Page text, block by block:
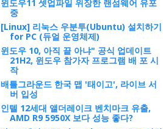
윈도우11 셋업파일 위장한 랜섬웨어 유포
중
[Linux] 리눅스 우분투(Ubuntu) 설치하기
for PC (듀얼 운영체제)
윈도우 10, 아직 끝 아냐" 공식 업데이트
21H2, 윈도우 참가자 프로그램 배 포 시
작
배틀그라운드 한국 맵 '태이고', 라이브 서
버 입성
인텔 12세대 앨더레이크 벤치마크 유출,
AMD R9 5950X 보다 성능 좋다?